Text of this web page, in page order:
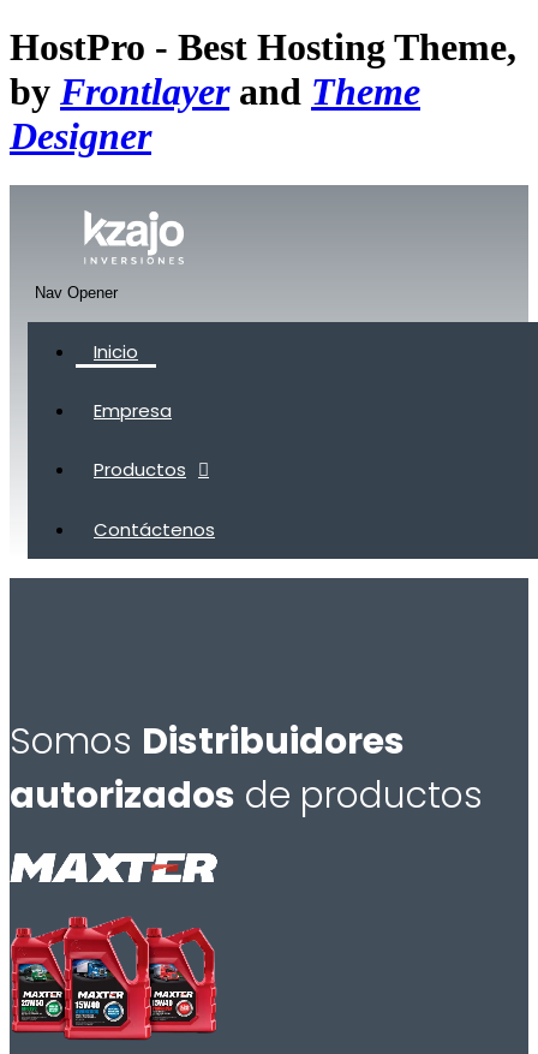
HostPro - Best Hosting Theme,
by Frontlayerand Theme
Designer
Nav Opener
Inicio
Empresa
Productos
Contáctenos
Somos Distribuidores
autorizados de productos